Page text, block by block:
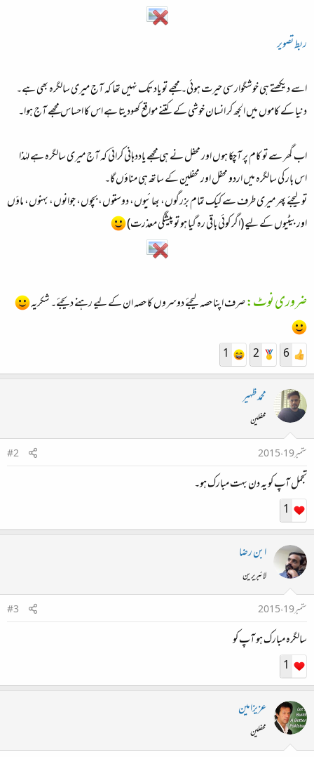
ربط تصویر
اسے دیکھتے ہی خوشگوار سی حیرت ہوئی۔ مجھے تو یاد تک نہیں تھا کہ آج میری سالگرہ بھی ہے۔
دنیا کے کاموں میں الجھ کر انسان خوشی کے کتنے مواقع کھودیتا ہے اس کا احساس مجھے آج ہوا۔
اب گھر سے تو کام پر آچکا ہوں اور محفل نے ہی مجھے یاددہانی کرائی کہ آج میری سالگرہ ہے لہٰذا
اس بار کی سالگرہ میں اردو محفل اور محفلین کے ساتھ ہی مناؤں گا۔
تو لیجئے پھر میری طرف سے کیک تمام بزرگوں، بھائیوں، دوستوں، بچوں، جوانوں، بہنوں، ماؤں
اور بیٹیوں کے لیے (اگر کوئی باقی رہ گیا ہو تو پیشگی معذرت)
ضروری نوٹ:صرف اپنا حصہ لیجئے دوسروں کا حصہ ان کے لیے رہنے دیجئے۔ شکریہ
6
2
1
محمدظہیر
محفلین
ستمبر 19، 2015
#2
تجمل آپ کو یہ دن بہت مبارک ہو۔
1
ابن رضا
لائبریرین
ستمبر 19، 2015
#3
سالگرہ مبارک ہو آپ کو
1
عزیزامین
محفلین